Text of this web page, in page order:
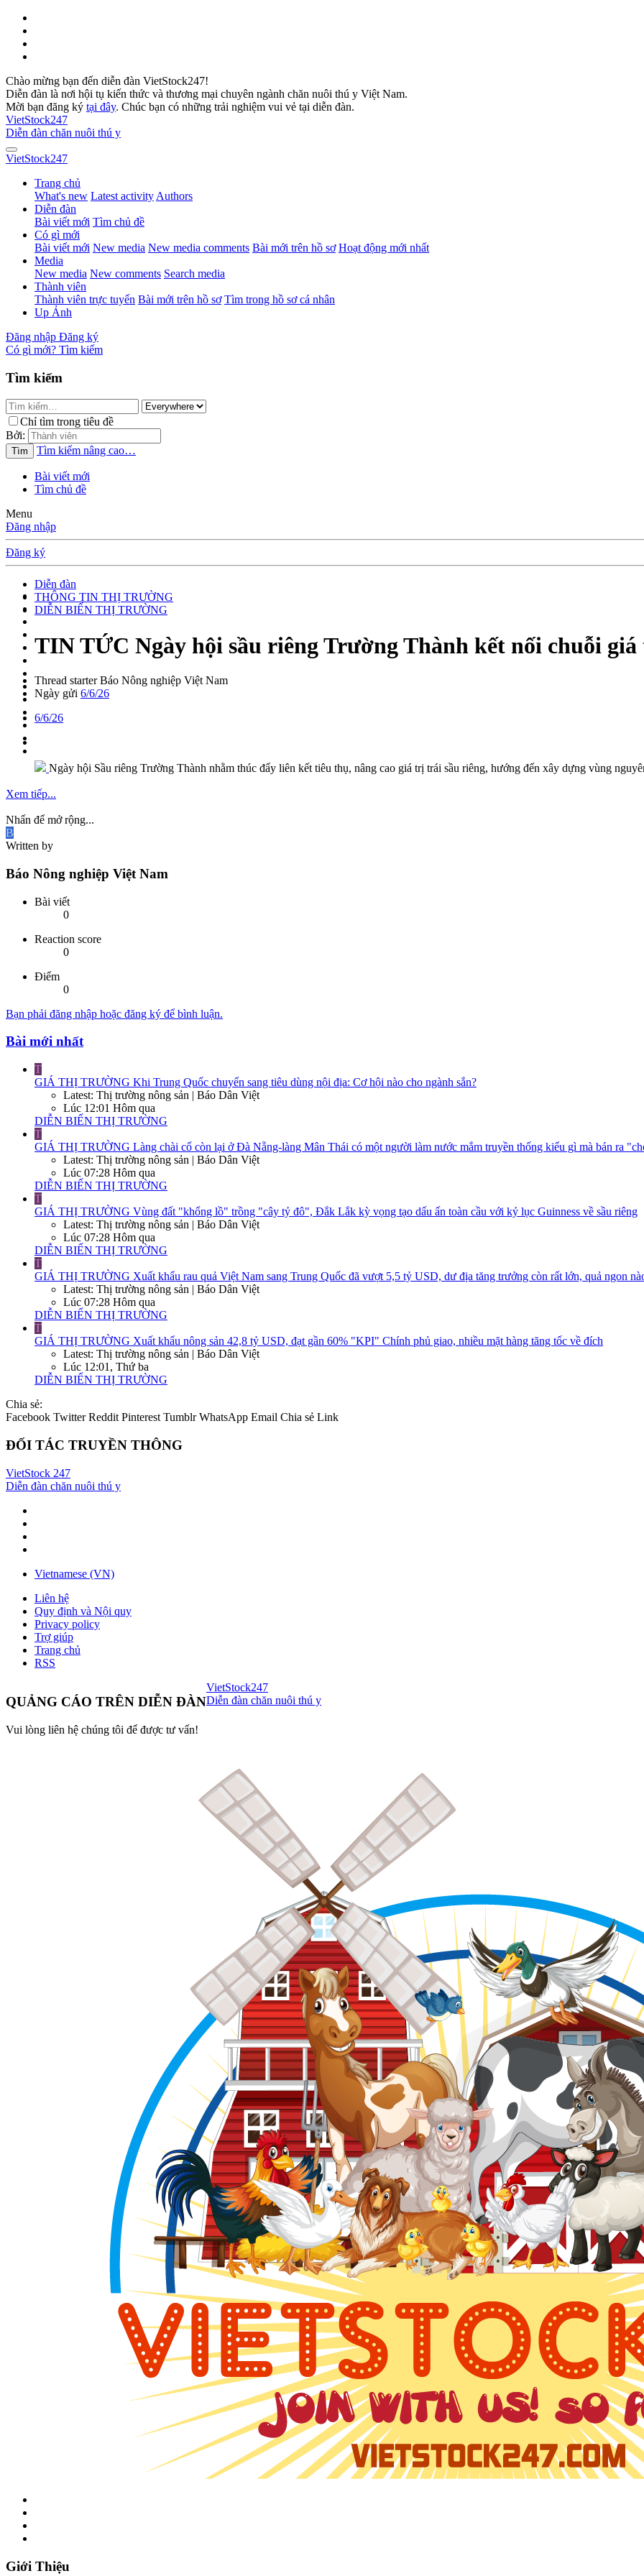
Chào mừng bạn đến diễn đàn VietStock247!
Diễn đàn là nơi hội tụ kiến thức và thương mại chuyên ngành chăn nuôi thú y Việt Nam.
Mời bạn đăng ký tại đây. Chúc bạn có những trải nghiệm vui vẻ tại diễn đàn.
VietStock247
Diễn đàn chăn nuôi thú y
VietStock247
Trang chủ
What's new Latest activity Authors
Diễn đàn
Bài viết mới Tìm chủ đề
Có gì mới
Bài viết mới New media New media comments Bài mới trên hồ sơ Hoạt động mới nhất
Media
New media New comments Search media
Thành viên
Thành viên trực tuyến Bài mới trên hồ sơ Tìm trong hồ sơ cá nhân
Up Ảnh
Đăng nhập Đăng ký
Có gì mới? Tìm kiếm
Tìm kiếm
Chỉ tìm trong tiêu đề
Bởi:
Tìm Tìm kiếm nâng cao…
Bài viết mới
Tìm chủ đề
Menu
Đăng nhập
Đăng ký
Diễn đàn
THÔNG TIN THỊ TRƯỜNG
DIỄN BIẾN THỊ TRƯỜNG
TIN TỨC Ngày hội sầu riêng Trường Thành kết nối chuỗi
Thread starter Báo Nông nghiệp Việt Nam
Ngày gửi 6/6/26
6/6/26
Ngày hội Sầu riêng Trường Thành nhằm thúc đẩy liên kết tiêu thụ, nâng cao giá trị trái sầu riêng, hướng đến xây dựng vùng
Xem tiếp...
Nhấn để mở rộng...
B
Written by
Báo Nông nghiệp Việt Nam
Bài viết
0
Reaction score
0
Điểm
0
Bạn phải đăng nhập hoặc đăng ký để bình luận.
Bài mới nhất
T
GIÁ THỊ TRƯỜNG Khi Trung Quốc chuyển sang tiêu dùng nội địa: Cơ hội nào cho ngành sắn?
Latest: Thị trường nông sản | Báo Dân Việt
Lúc 12:01 Hôm qua
DIỄN BIẾN THỊ TRƯỜNG
T
GIÁ THỊ TRƯỜNG Làng chài cổ còn lại ở Đà Nẵng-làng Mân Thái có một người làm nước mắm truyền thống kiểu gì mà bán ra
Latest: Thị trường nông sản | Báo Dân Việt
Lúc 07:28 Hôm qua
DIỄN BIẾN THỊ TRƯỜNG
T
GIÁ THỊ TRƯỜNG Vùng đất "khổng lồ" trồng "cây tỷ đô", Đắk Lắk kỳ vọng tạo dấu ấn toàn cầu với kỷ lục Guinness về sầu riêng
Latest: Thị trường nông sản | Báo Dân Việt
Lúc 07:28 Hôm qua
DIỄN BIẾN THỊ TRƯỜNG
T
GIÁ THỊ TRƯỜNG Xuất khẩu rau quả Việt Nam sang Trung Quốc đã vượt 5,5 tỷ USD, dư địa tăng trưởng còn rất lớn, quả ngon
Latest: Thị trường nông sản | Báo Dân Việt
Lúc 07:28 Hôm qua
DIỄN BIẾN THỊ TRƯỜNG
T
GIÁ THỊ TRƯỜNG Xuất khẩu nông sản 42,8 tỷ USD, đạt gần 60% "KPI" Chính phủ giao, nhiều mặt hàng tăng tốc về đích
Latest: Thị trường nông sản | Báo Dân Việt
Lúc 12:01, Thứ ba
DIỄN BIẾN THỊ TRƯỜNG
Chia sẻ:
Facebook Twitter Reddit Pinterest Tumblr WhatsApp Email Chia sẻ Link
ĐỐI TÁC TRUYỀN THÔNG
VietStock 247
Diễn đàn chăn nuôi thú y
Vietnamese (VN)
Liên hệ
Quy định và Nội quy
Privacy policy
Trợ giúp
Trang chủ
RSS
QUẢNG CÁO TRÊN DIỄN ĐÀN
Vui lòng liên hệ chúng tôi để được tư vấn!
VietStock247
Diễn đàn chăn nuôi thú y
Giới Thiệu